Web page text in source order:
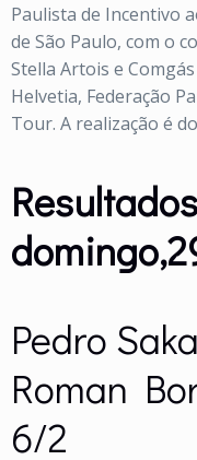
Paulista de Incentivo
de São Paulo, com o
Stella Artois e
Helvetia, Federação
Tour. A realização é
Pedro
Roman
6/2